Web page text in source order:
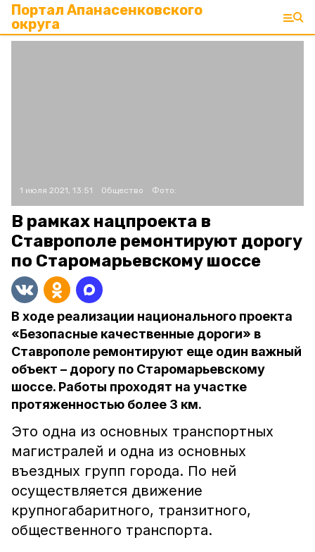
Портал Апанасенковского
округа
1 июля 2021, 13:51 Общество Фото:
В рамках нацпроекта в
Ставрополе ремонтируют дорогу
по Старомарьевскому шоссе
В ходе реализации национального проекта
«Безопасные качественные дороги» в
Ставрополе ремонтируют еще один важный
объект – дорогу по Старомарьевскому
шоссе. Работы проходят на участке
протяженностью более 3 км.
Это одна из основных транспортных
магистралей и одна из основных
въездных групп города. По ней
осуществляется движение
крупногабаритного, транзитного,
общественного транспорта.